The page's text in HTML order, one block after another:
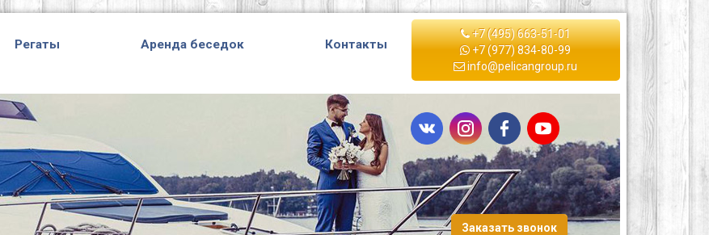
Регаты Аренда беседок Контакты
+7 (495) 663-51-01
+7 (977) 834-80-99
info@pelicangroup.ru
Заказать звонок